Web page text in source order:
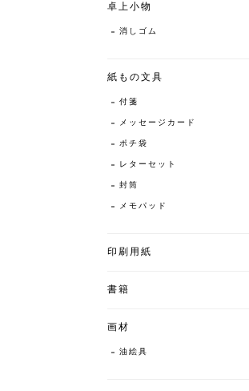
卓上小物
消しゴム
紙もの文具
付箋
メッセージカード
ポチ袋
レターセット
封筒
メモパッド
印刷用紙
書籍
画材
油絵具